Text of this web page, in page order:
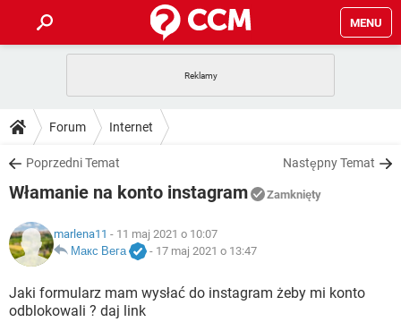
MENU
GRY
SPOTIFY
INSTAGRAM FACEBOOK
WINDOWS 10
PORADY
PlayStation
INSTAGRAM FACEBOOK
WINDOWS 10
DO POBRANIA
ANDROID TIKTOK
GRY
IOS NETFLIX
INSTAGRAM
WINDOWS 10
COVID-19 TIKTOK
GRY
SPOTIFY NETFLIX
ARTYKUŁY
COVID-19
GRY
Forum Internet
Poprzedni Temat Następny Temat
Włamanie na konto instagram Zamknięty
marlena11 - 11 maj 2021 o 10:07
Макс Вега
- 17 maj 2021 o 13:47
Jaki formularz mam wysłać do instagram żeby mi konto
odblokowali ? daj link